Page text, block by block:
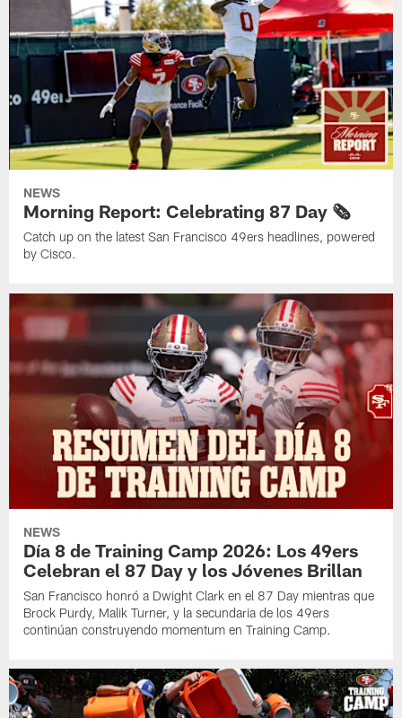
NEWS
Morning Report: Celebrating 87 Day 🗞️
Catch up on the latest San Francisco 49ers headlines, powered
by Cisco.
NEWS
Día 8 de Training Camp 2026: Los 49ers
Celebran el 87 Day y los Jóvenes Brillan
San Francisco honró a Dwight Clark en el 87 Day mientras que
Brock Purdy, Malik Turner, y la secundaria de los 49ers
continúan construyendo momentum en Training Camp.